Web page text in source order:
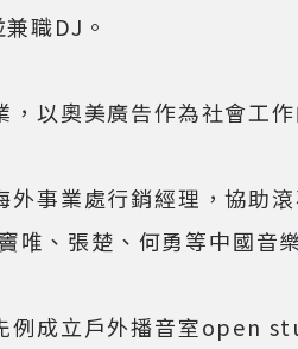
職DJ。
以奧美廣告作為社會工作
事業處行銷經理，協助
唯、張楚、何勇等中國音
例成立戶外播音室open